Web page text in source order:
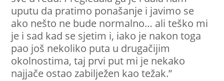
uputu da pratimo ponašanje i javimo se
ako nešto ne bude normalno… ali teško mi
je i sad kad se sjetim i, iako je nakon toga
pao još nekoliko puta u drugačijim
okolnostima, taj prvi put mi je nekako
najjače ostao zabilježen kao težak.”